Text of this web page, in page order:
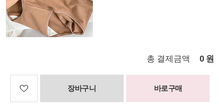
총 결제금액 0 원
장바구니 바로구매